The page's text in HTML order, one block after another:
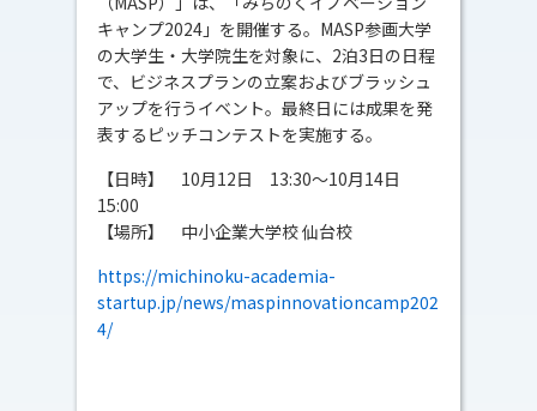
キャンプ2024」を開催する。MASP参画大学
の大学生・大学院生を対象に、2泊3日の日程
で、ビジネスプランの立案およびブラッシュ
アップを行うイベント。最終日には成果を発
表するピッチコンテストを実施する。
【日時】 10月12日 13:30～10月14日
15:00
【場所】 中小企業大学校 仙台校
https://michinoku-academia-
startup.jp/news/maspinnovationcamp202
4/